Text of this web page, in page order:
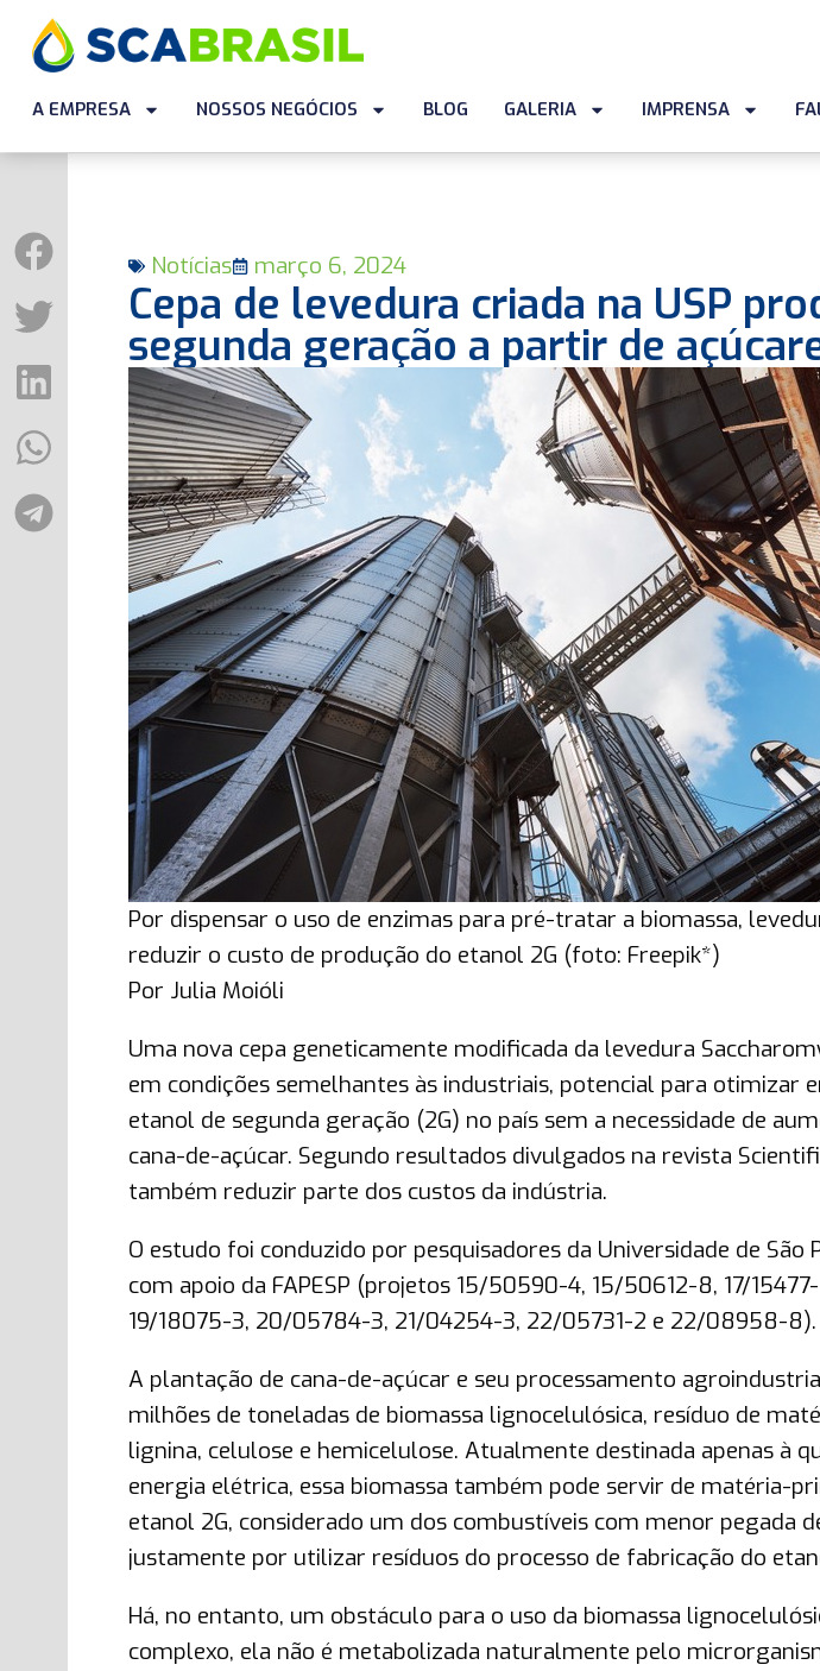
A EMPRESA NOSSOS NEGÓCIOS BLOG GALERIA IMPRENSA
Notícias março 6, 2024
Cepa de levedura criada na USP
segunda geração a partir de
Por dispensar o uso de enzimas para pré-tratar a biomassa,
reduzir o custo de produção do etanol 2G (foto: Freepik*)
Por Julia Moióli
Uma nova cepa geneticamente modificada da levedura
em condições semelhantes às industriais, potencial para otimizar
etanol de segunda geração (2G) no país sem a necessidade de
cana-de-açúcar. Segundo resultados divulgados na revista
também reduzir parte dos custos da indústria.
O estudo foi conduzido por pesquisadores da Universidade de São
com apoio da FAPESP (projetos 15/50590-4, 15/50612-8, 17/
19/18075-3, 20/05784-3, 21/04254-3, 22/05731-2 e 22/08958-8).
A plantação de cana-de-açúcar e seu processamento
milhões de toneladas de biomassa lignocelulósica, resíduo de
lignina, celulose e hemicelulose. Atualmente destinada apenas à
energia elétrica, essa biomassa também pode servir de matéria-
etanol 2G, considerado um dos combustíveis com menor pegada
justamente por utilizar resíduos do processo de fabricação do
Há, no entanto, um obstáculo para o uso da biomassa
complexo, ela não é metabolizada naturalmente pelo